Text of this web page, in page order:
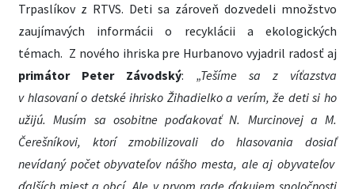
Trpaslíkov z RTVS. Deti sa zároveň dozvedeli množstvo
zaujímavých informácii o recyklácii a ekologických
témach. Z nového ihriska pre Hurbanovo vyjadril radosť aj
primátor Peter Závodský: „Tešíme sa z víťazstva
v hlasovaní o detské ihrisko Žihadielko a verím, že deti si ho
užijú. Musím sa osobitne poďakovať N. Murcinovej a M.
Čerešníkovi, ktorí zmobilizovali do hlasovania dosiaľ
nevídaný počet obyvateľov nášho mesta, ale aj obyvateľov
ďalších miest a obcí. Ale v prvom rade ďakujem spoločnosti